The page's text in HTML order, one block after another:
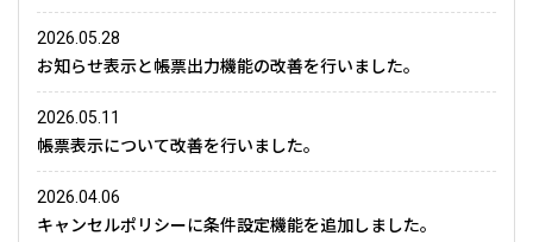
2026.05.28
お知らせ表示と帳票出力機能の改善を行いました。
2026.05.11
帳票表示について改善を行いました。
2026.04.06
キャンセルポリシーに条件設定機能を追加しました。